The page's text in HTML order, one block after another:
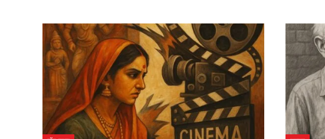
at
s
A
p
p
c
e
b
o
o
k
itt
e
r
k
e
dI
n
ai
l
ar
e
at
s
A
p
p